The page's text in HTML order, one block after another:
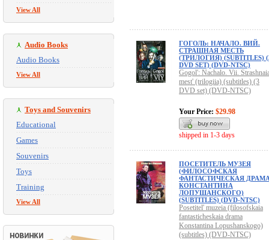
View All
Audio Books
Audio Books
View All
Toys and Souvenirs
Educational
Games
Souvenirs
Toys
Training
View All
ГОГОЛЬ: НАЧАЛО. ВИЙ.
СТРАШНАЯ МЕСТЬ
(ТРИЛОГИЯ) (SUBTITLES)
DVD SET) (DVD-NTSC)
Gogol': Nachalo. Vii.
mest' (trilogiia) (subtitles) (3
DVD set) (DVD-NTSC)
Your Price: $29.98
shipped in 1-3 days
ПОСЕТИТЕЛЬ МУЗЕЯ
(ФИЛОСОФСКАЯ
ФАНТАСТИЧЕСКАЯ
КОНСТАНТИНА
ЛОПУШАНСКОГО)
(SUBTITLES) (DVD-NTSC)
Posetitel' muzeia (filosofskaia
fantasticheskaia drama
Konstantina Lopushanskogo)
(subtitles) (DVD-NTSC)